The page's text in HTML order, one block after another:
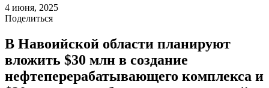
4 июня, 2025
Поделиться
В Навоийской области планируют
вложить $30 млн в создание
нефтеперерабатывающего комплекса и